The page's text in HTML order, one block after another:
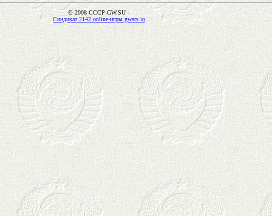
© 2008 CCCP-GW.SU -
Синдикат 2142 online-игры gwars.io